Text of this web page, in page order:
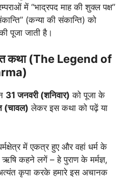
में “भाद्रपद माह की शुक्ल पक्ष”
(कन्या की संकान्ति) को
पूजा जाती है।
कथा (The Legend of
31 जनवरी (शनिवार) को पूजा के
(चावल) लेकर इस कथा को पढ़ें या
में एकत्र हुए और वहां धर्म के
कहने लगें – हे पुराण के मर्मज्ञ,
कृपा करके हमारे इस अचानक